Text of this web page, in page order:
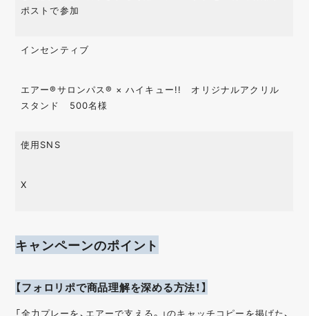
ポストで参加
インセンティブ
エアー®サロンパス® × ハイキュー!! オリジナルアクリル
スタンド 500名様
使用SNS
X
キャンペーンのポイント
【フォロリポで商品理解を深める方法！】
「全力プレーを、エアーで支える。」のキャッチコピーを掲げた、